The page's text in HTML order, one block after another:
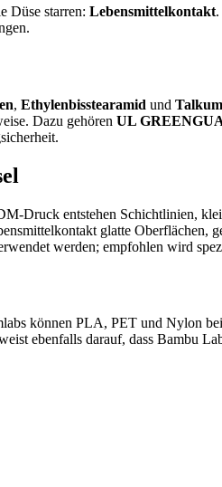
Düse starren: Lebensmittelkontakt
, Ethylenbisstearamid und Talkum
Dazu gehören UL
Druck entstehen Schichtlinien,
glatte Oberflächen,
werden; empfohlen wird
können PLA, PET und Nylon
ebenfalls darauf, dass Bambu